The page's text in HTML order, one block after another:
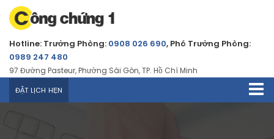
Hotline: Trưởng Phòng: 0908 026 690, Phó Trưởng Phòng:
0989 247 480
97 Đường Pasteur, Phường Sài Gòn, TP. Hồ Chí Minh
ĐẶT LỊCH HẸN